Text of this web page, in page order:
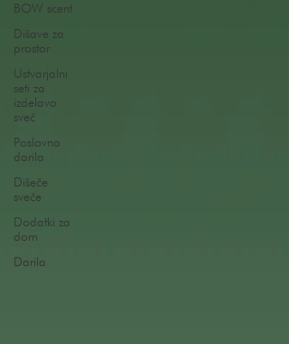
BOW scent
Dišave za
prostor
Ustvarjalni
seti za
izdelavo
sveč
Poslovna
darila
Dišeče
sveče
Dodatki za
dom
Darila